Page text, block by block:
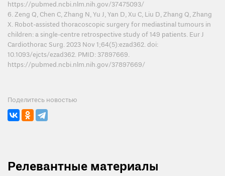
https://pubmed.ncbi.nlm.nih.gov/37475093/
6. Zeng Q, Chen C, Zhang N, Yu J, Yan D, Xu C, Liu D, Zhang Q, Zhang
X. Robot-assisted thoracoscopic surgery for mediastinal tumours in
children: a single-centre retrospective study of 149 patients. Eur J
Cardiothorac Surg. 2023 Nov 1;64(5):ezad362. doi:
10.1093/ejcts/ezad362. PMID: 37897669.
https://pubmed.ncbi.nlm.nih.gov/37897669/
Поделитесь новостью
Релевантные материалы